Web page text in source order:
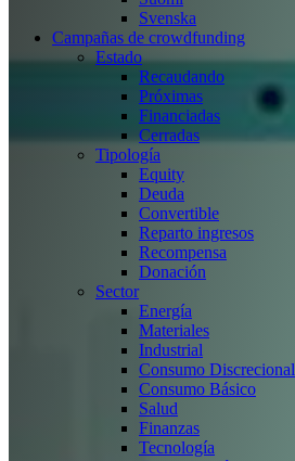
Svenska
Campañas de crowdfunding
Estado
Recaudando
Próximas
Financiadas
Cerradas
Tipología
Equity
Deuda
Convertible
Reparto ingresos
Recompensa
Donación
Sector
Energía
Materiales
Industrial
Consumo Discrecional
Consumo Básico
Salud
Finanzas
Tecnología